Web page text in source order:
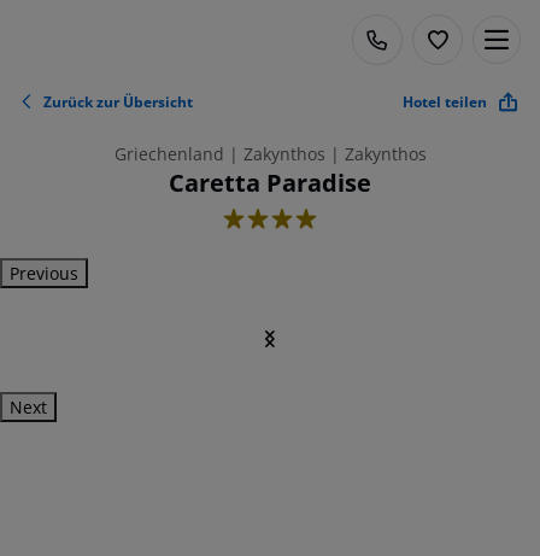
Zurück zur Übersicht Hotel teilen
Griechenland | Zakynthos | Zakynthos
Caretta Paradise
4
Previous
Next